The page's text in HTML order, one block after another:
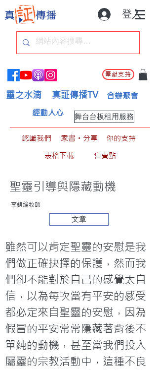
登入
奉獻支持
靈之水滴 真証傳播TV 合辦聚會
舞台台板租用服務
經動人心
認識我們 家書。分享
你的支持
表格下載
售賣點
聖靈引導與隱藏動機
李錦綸牧師
文章
雖然可以肯定聖靈的安慰是我
們做正確抉擇的保護，然而我
們卻不能對於自己的感覺太自
信，以為每次當有平安的感受
都必定來自聖靈的安慰，因為
假冒的平安常常隱藏著背後不
單純的動機，甚至當我們投入
屬靈的宗教活動中，這種不良